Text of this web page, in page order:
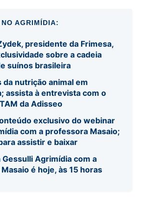
AGRIMÍDIA:
presidente da Frimesa,
sobre a cadeia
suínos brasileira
da nutrição animal em
assista à entrevista com o
da Adisseo
exclusivo do webinar
com a professora Masaio;
assistir e baixar
Gessulli Agrimídia com a
é hoje, às 15 horas